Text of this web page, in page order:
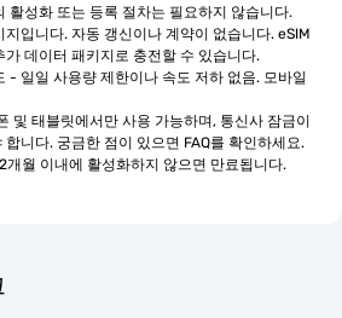
활성화 또는 등록 절차는 필요하지 않습니다.
지입니다. 자동 갱신이나 계약이 없습니다. eSIM
가 데이터 패키지로 충전할 수 있습니다.
- 일일 사용량 제한이나 속도 저하 없음. 모바일
및 태블릿에서만 사용 가능하며, 통신사 잠금이
합니다. 궁금한 점이 있으면 FAQ를 확인하세요.
개월 이내에 활성화하지 않으면 만료됩니다.